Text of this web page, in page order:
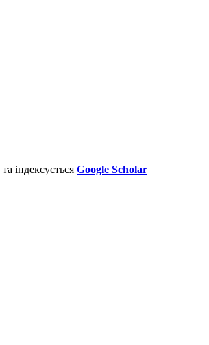
та індексується Google Scholar